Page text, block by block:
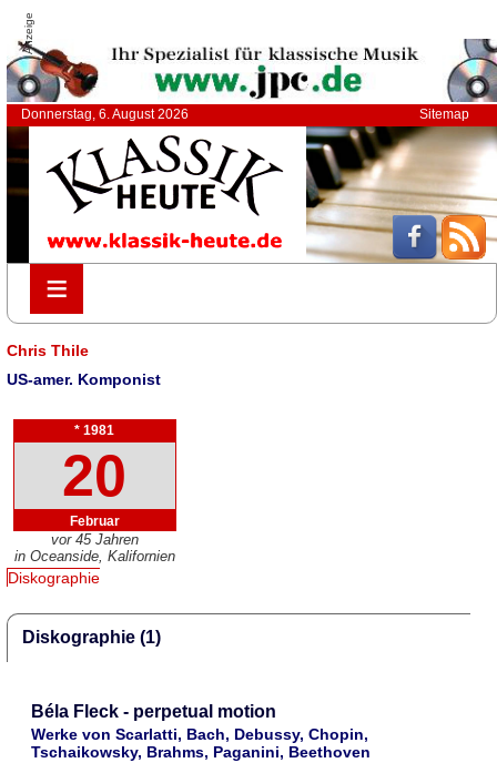
Anzeige
Donnerstag, 6. August 2026 Sitemap
≡
≡
Chris Thile
US-amer. Komponist
* 1981
20
Februar
vor 45 Jahren
in Oceanside, Kalifornien
Diskographie
Diskographie (1)
Béla Fleck - perpetual motion
Werke von Scarlatti, Bach, Debussy, Chopin,
Tschaikowsky, Brahms, Paganini, Beethoven